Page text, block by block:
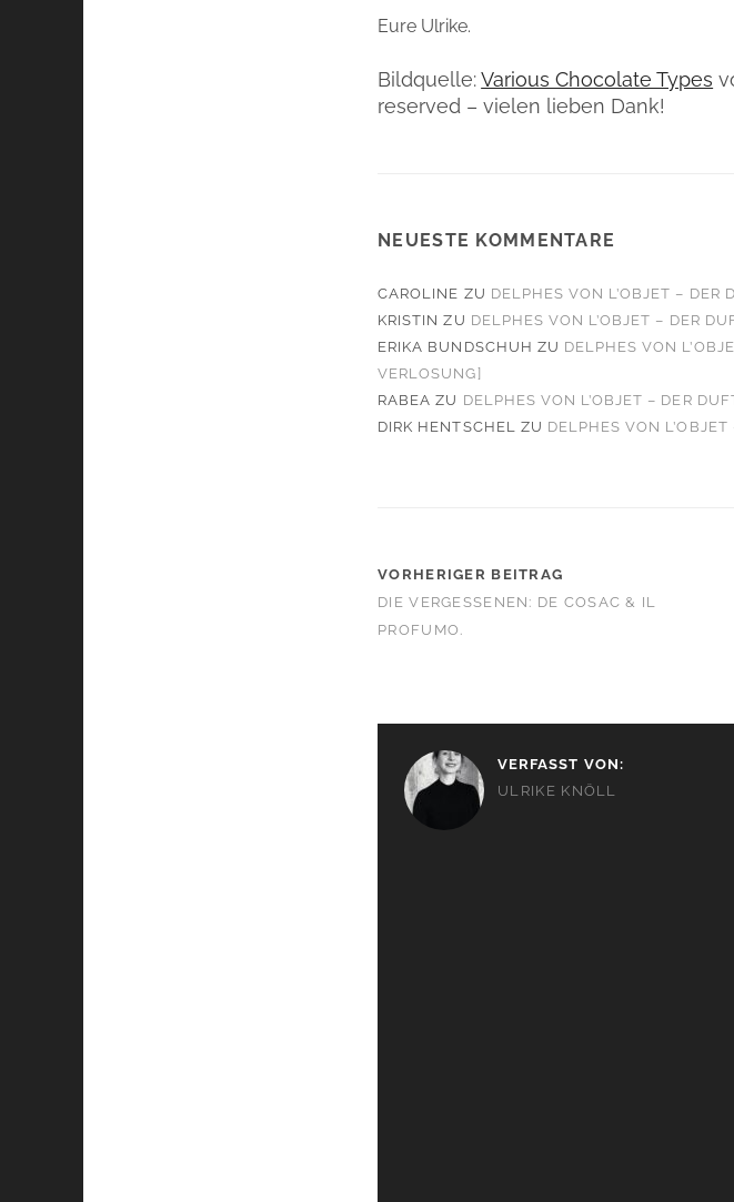
Eure Ulrike.
Bildquelle:Various Chocolate Types
reserved – vielen lieben Dank!
NEUESTE KOMMENTARE
CAROLINE ZU DELPHES VON L’OBJET – DER
KRISTIN ZU DELPHES VON L’OBJET – DER
ERIKA BUNDSCHUH ZU DELPHES VON
VERLOSUNG]
RABEA ZU DELPHES VON L’OBJET – DER
DIRK HENTSCHEL ZU DELPHES VON
VORHERIGER BEITRAG
DIE VERGESSENEN: DE COSAC & IL
PROFUMO.
VERFASST VON:
ULRIKE KNÖLL